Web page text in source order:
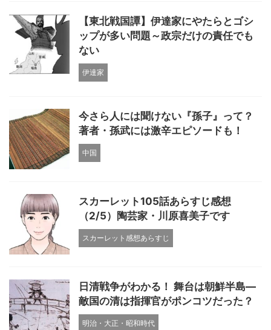
【東北戦国譚】伊達家にやたらとゴシ
ップが多い問題～政宗だけの責任でも
ない
伊達家
今さら人には聞けない『孫子』って？
著者・孫武には激辛エピソードも！
中国
スカーレット105話あらすじ感想
（2/5）陶芸家・川原喜美子です
スカーレット感想あらすじ
日清戦争がわかる！ 舞台は朝鮮半島―
敵国の清は指揮官がポンコツだった？
明治・大正・昭和時代